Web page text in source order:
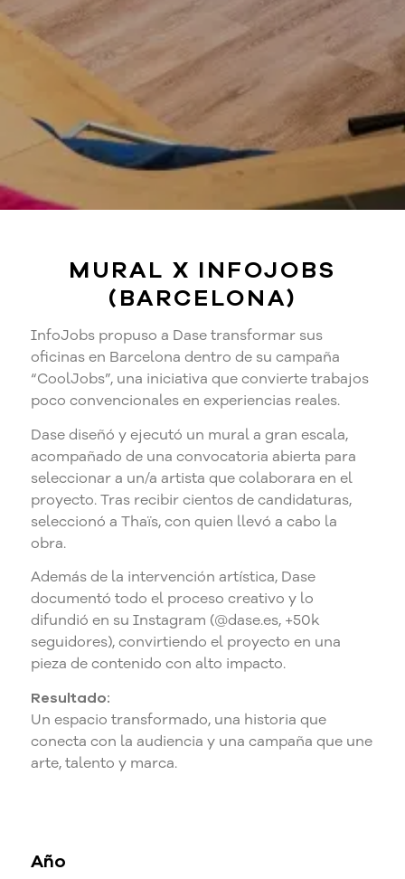
MURAL X INFOJOBS
(BARCELONA)
InfoJobs propuso a Dase transformar sus
oficinas en Barcelona dentro de su campaña
“CoolJobs”, una iniciativa que convierte trabajos
poco convencionales en experiencias reales.
Dase diseñó y ejecutó un mural a gran escala,
acompañado de una convocatoria abierta para
seleccionar a un/a artista que colaborara en el
proyecto. Tras recibir cientos de candidaturas,
seleccionó a Thaïs, con quien llevó a cabo la
obra.
Además de la intervención artística, Dase
documentó todo el proceso creativo y lo
difundió en su Instagram (@dase.es, +50k
seguidores), convirtiendo el proyecto en una
pieza de contenido con alto impacto.
Resultado:
Un espacio transformado, una historia que
conecta con la audiencia y una campaña que une
arte, talento y marca.
Año